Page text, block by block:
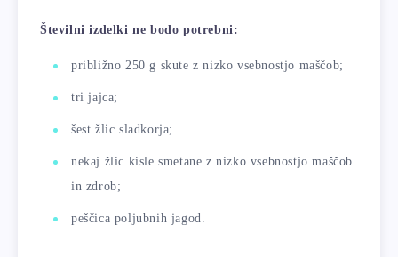
Številni izdelki ne bodo potrebni:
približno 250 g skute z nizko vsebnostjo maščob;
tri jajca;
šest žlic sladkorja;
nekaj žlic kisle smetane z nizko vsebnostjo maščob
in zdrob;
peščica poljubnih jagod.